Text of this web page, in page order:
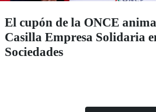
El cupón de la ONCE
Casilla Empresa Solidaria
Sociedades